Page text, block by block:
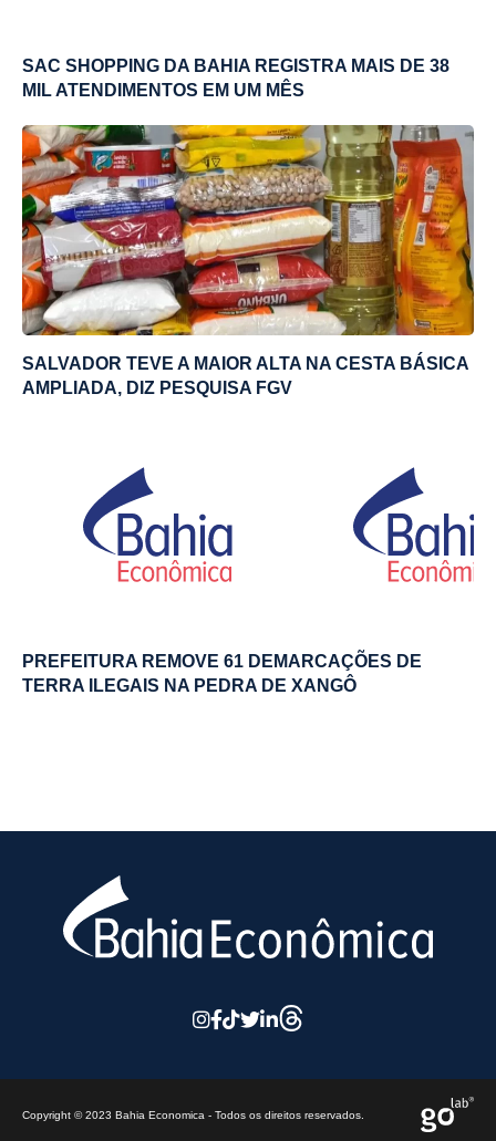
SAC SHOPPING DA BAHIA REGISTRA MAIS DE 38
MIL ATENDIMENTOS EM UM MÊS
SALVADOR TEVE A MAIOR ALTA NA CESTA BÁSICA
AMPLIADA, DIZ PESQUISA FGV
PREFEITURA REMOVE 61 DEMARCAÇÕES DE
TERRA ILEGAIS NA PEDRA DE XANGÔ
Copyright © 2023 Bahia Economica - Todos os direitos reservados.